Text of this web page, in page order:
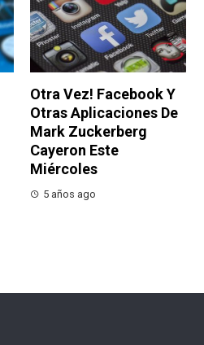
Otra Vez! Facebook Y
Otras Aplicaciones De
Mark Zuckerberg
Cayeron Este
Miércoles
5 años ago